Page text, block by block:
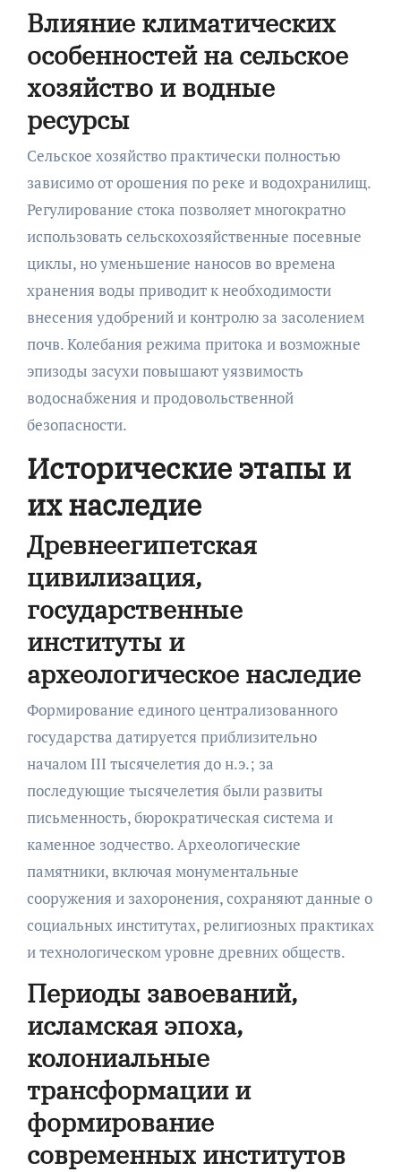
Влияние климатических
особенностей на сельское
хозяйство и водные
ресурсы
Сельское хозяйство практически полностью
зависимо от орошения по реке и водохранилищ.
Регулирование стока позволяет многократно
использовать сельскохозяйственные посевные
циклы, но уменьшение наносов во времена
хранения воды приводит к необходимости
внесения удобрений и контролю за засолением
почв. Колебания режима притока и возможные
эпизоды засухи повышают уязвимость
водоснабжения и продовольственной
безопасности.
Исторические этапы и
их наследие
Древнеегипетская
цивилизация,
государственные
институты и
археологическое наследие
Формирование единого централизованного
государства датируется приблизительно
началом III тысячелетия до н.э.; за
последующие тысячелетия были развиты
письменность, бюрократическая система и
каменное зодчество. Археологические
памятники, включая монументальные
сооружения и захоронения, сохраняют данные о
социальных институтах, религиозных практиках
и технологическом уровне древних обществ.
Периоды завоеваний,
исламская эпоха,
колониальные
трансформации и
формирование
современных институтов